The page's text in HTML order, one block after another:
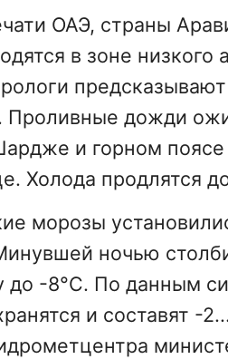
ОАЭ, страны
в зоне низкого
Проливные дожди
и горном поясе
Холода продлятся
морозы
ночью
до -8°C. По данным
и составят -